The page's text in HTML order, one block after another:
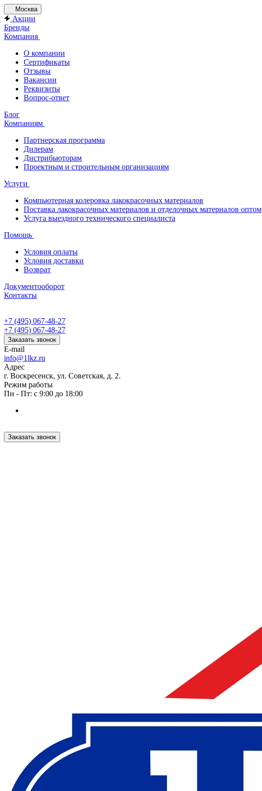
Москва
Акции
Бренды
Компания
О компании
Сертификаты
Отзывы
Вакансии
Реквизиты
Вопрос-ответ
Блог
Компаниям
Партнерская программа
Дилерам
Дистрибьюторам
Проектным и строительным организациям
Услуги
Компьютерная колеровка лакокрасочных материалов
Поставка лакокрасочных материалов и отделочных материалов оптом
Услуга выездного технического специалиста
Помощь
Условия оплаты
Условия доставки
Возврат
Документооборот
Контакты
+7 (495) 067-48-27
+7 (495) 067-48-27
Заказать звонок
E-mail
info@1lkz.ru
Адрес
г. Воскресенск, ул. Советская, д. 2.
Режим работы
Пн - Пт: с 9:00 до 18:00
Заказать звонок